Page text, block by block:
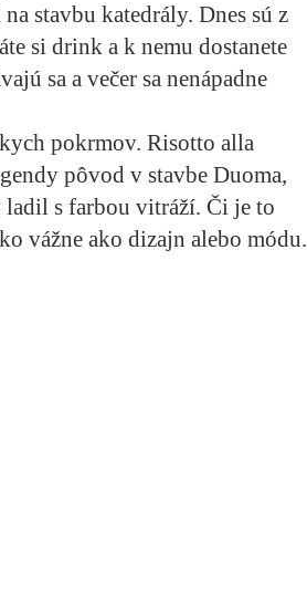
stavbu katedrály. Dnes sú z
si drink a k nemu dostanete
sa a večer sa nenápadne
pokrmov. Risotto alla
pôvod v stavbe Duoma,
ladil s farbou vitráží. Či je to
vážne ako dizajn alebo módu.